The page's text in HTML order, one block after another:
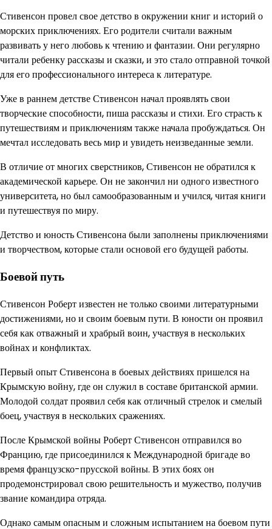
Стивенсон провел свое детство в окружении книг и историй о
морских приключениях. Его родители считали важным
развивать у него любовь к чтению и фантазии. Они регулярно
читали ребенку рассказы и сказки, и это стало отправной точкой
для его профессионального интереса к литературе.
Уже в раннем детстве Стивенсон начал проявлять свои
творческие способности, пиша рассказы и стихи. Его страсть к
путешествиям и приключениям также начала пробуждаться. Он
мечтал исследовать весь мир и увидеть неизведанные земли.
В отличие от многих сверстников, Стивенсон не обратился к
академической карьере. Он не закончил ни одного известного
университета, но был самообразованным и учился, читая книги
и путешествуя по миру.
Детство и юность Стивенсона были заполнены приключениями
и творчеством, которые стали основой его будущей работы.
Боевой путь
Стивенсон Роберт известен не только своими литературными
достижениями, но и своим боевым пути. В юности он проявил
себя как отважный и храбрый воин, участвуя в нескольких
войнах и конфликтах.
Первый опыт Стивенсона в боевых действиях пришелся на
Крымскую войну, где он служил в составе британской армии.
Молодой солдат проявил себя как отличный стрелок и смелый
боец, участвуя в нескольких сражениях.
После Крымской войны Роберт Стивенсон отправился во
Францию, где присоединился к Международной бригаде во
время французско-прусской войны. В этих боях он
продемонстрировал свою решительность и мужество, получив
звание командира отряда.
Однако самым опасным и сложным испытанием на боевом пути